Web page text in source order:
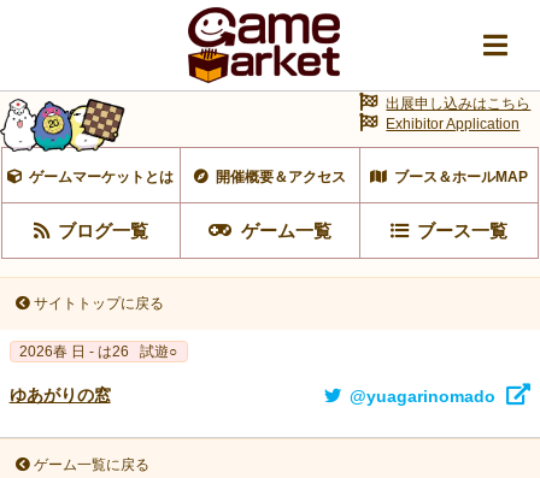
ゲームマーケットとは 開催概要＆アクセス ブース＆ホールMAP
ブログ一覧 ゲーム一覧 ブース一覧
出展申し込みはこちら
Exhibitor Application
サイトトップに戻る
2026春 日 - は26 試遊○
ゆあがりの窓 @yuagarinomado
ゲーム一覧に戻る